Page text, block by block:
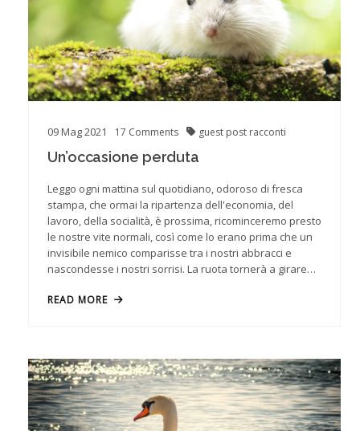
09Mag2021 17 Comments guest post racconti
Un’occasione perduta
Leggo ogni mattina sul quotidiano, odoroso di fresca
stampa, che ormai la ripartenza dell'economia, del
lavoro, della socialità, è prossima, ricominceremo presto
le nostre vite normali, così come lo erano prima che un
invisibile nemico comparisse tra i nostri abbracci e
nascondesse i nostri sorrisi. La ruota tornerà a girare…
READ MORE